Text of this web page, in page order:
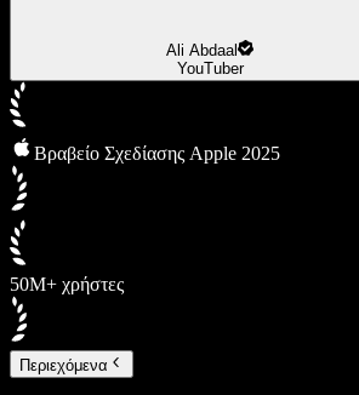
Ali Abdaal
YouTuber
Βραβείο Σχεδίασης Apple 2025
50M+ χρήστες
Περιεχόμενα